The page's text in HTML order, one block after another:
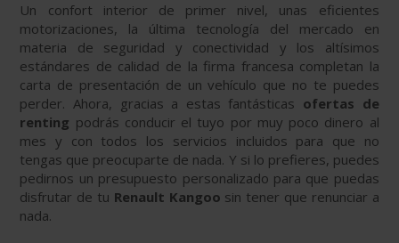
Un confort interior de primer nivel, unas eficientes
motorizaciones, la última tecnología del mercado en
materia de seguridad y conectividad y los altísimos
estándares de calidad de la firma francesa completan la
carta de presentación de un vehículo que no te puedes
perder. Ahora, gracias a estas fantásticas ofertas de
renting podrás conducir el tuyo por muy poco dinero al
mes y con todos los servicios incluidos para que no
tengas que preocuparte de nada. Y si lo prefieres, puedes
pedirnos un presupuesto personalizado para que puedas
disfrutar de tu Renault Kangoo sin tener que renunciar a
nada.